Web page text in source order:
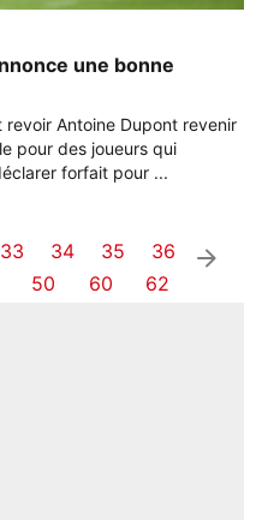
une bonne
Antoine Dupont revenir
pour des joueurs qui
forfait pour ...
33 34 35
36
50 60 62
arrow_right